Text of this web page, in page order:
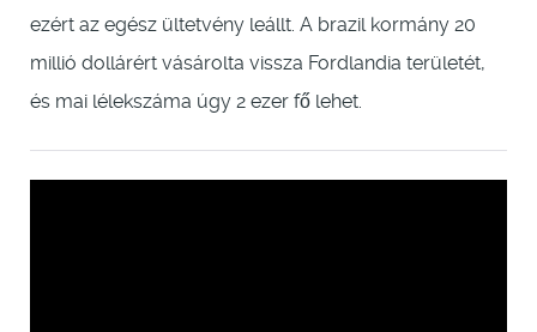
ezért az egész ültetvény leállt. A brazil kormány 20
millió dollárért vásárolta vissza Fordlandia területét,
és mai lélekszáma úgy 2 ezer fő lehet.